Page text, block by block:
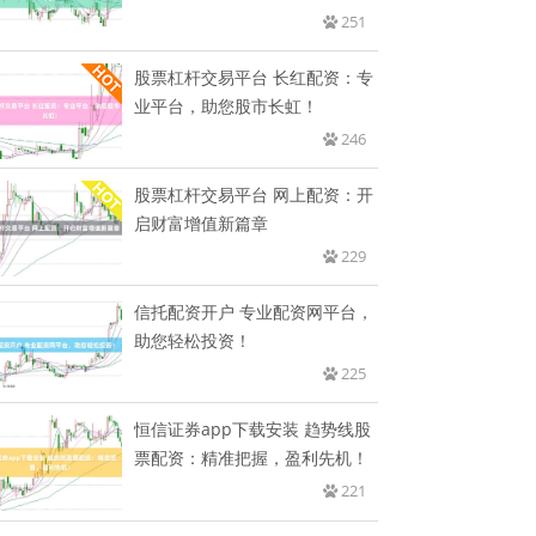
251
股票杠杆交易平台 长红配资：专
业平台，助您股市长虹！
246
股票杠杆交易平台 网上配资：开
启财富增值新篇章
229
信托配资开户 专业配资网平台，
助您轻松投资！
225
恒信证券app下载安装 趋势线股
票配资：精准把握，盈利先机！
221